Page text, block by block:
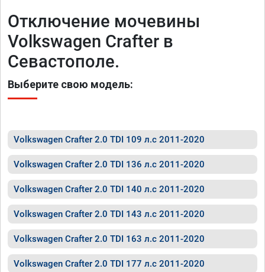
Отключение мочевины
Volkswagen Crafter в
Севастополе.
Выберите свою модель:
Volkswagen Crafter 2.0 TDI 109 л.с 2011-2020
Volkswagen Crafter 2.0 TDI 136 л.с 2011-2020
Volkswagen Crafter 2.0 TDI 140 л.с 2011-2020
Volkswagen Crafter 2.0 TDI 143 л.с 2011-2020
Volkswagen Crafter 2.0 TDI 163 л.с 2011-2020
Volkswagen Crafter 2.0 TDI 177 л.с 2011-2020